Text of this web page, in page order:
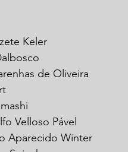
Keler
de Oliveira
Velloso Pável
Aparecido Winter